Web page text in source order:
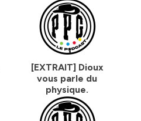
[EXTRAIT] Dioux
vous parle du
physique.